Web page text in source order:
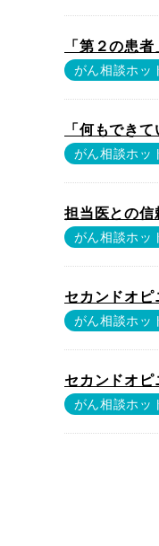
「第２の患
がん相談ホッ
「何もでき
がん相談ホッ
担当医との
がん相談ホッ
セカンドオピ
がん相談ホッ
セカンドオピ
がん相談ホッ